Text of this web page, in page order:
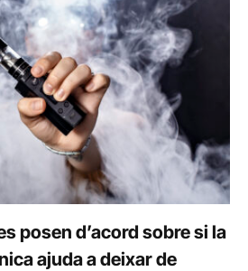
posen d’acord sobre si la
ajuda a deixar de